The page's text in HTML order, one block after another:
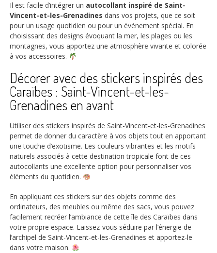
Il est facile d’intégrer un autocollant inspiré de Saint-
Vincent-et-les-Grenadines dans vos projets, que ce soit
pour un usage quotidien ou pour un événement spécial. En
choisissant des designs évoquant la mer, les plages ou les
montagnes, vous apportez une atmosphère vivante et colorée
à vos accessoires.
Décorer avec des stickers inspirés des
Caraïbes : Saint-Vincent-et-les-
Grenadines en avant
Utiliser des stickers inspirés de Saint-Vincent-et-les-Grenadines
permet de donner du caractère à vos objets tout en apportant
une touche d’exotisme. Les couleurs vibrantes et les motifs
naturels associés à cette destination tropicale font de ces
autocollants une excellente option pour personnaliser vos
éléments du quotidien.
En appliquant ces stickers sur des objets comme des
ordinateurs, des meubles ou même des sacs, vous pouvez
facilement recréer l’ambiance de cette île des Caraïbes dans
votre propre espace. Laissez-vous séduire par l’énergie de
l’archipel de Saint-Vincent-et-les-Grenadines et apportez-le
dans votre maison.